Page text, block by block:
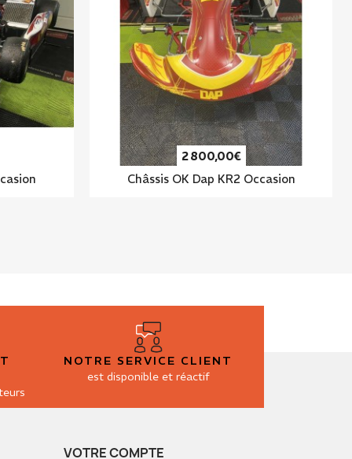
2 800,00€
Châssis OK Dap KR2 Occasion
NOTRE SERVICE CLIENT
est disponible et réactif
VOTRE COMPTE